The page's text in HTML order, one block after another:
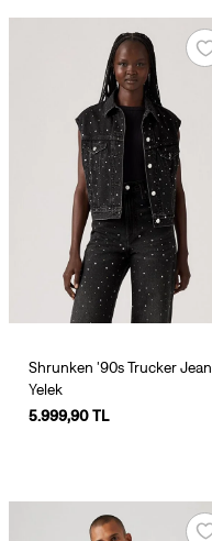
Shrunken '90s Trucker Jean
Yelek
5.999,90 TL